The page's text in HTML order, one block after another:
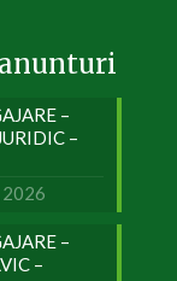
–
–
2026
–
–